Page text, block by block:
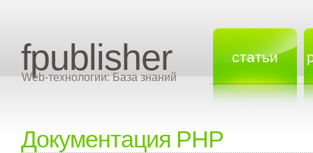
fpublisher
Web-технологии: База знаний
статьи
Документация PHP